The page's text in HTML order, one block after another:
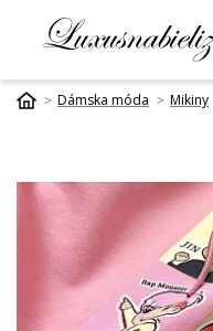
Dámska móda Mikiny